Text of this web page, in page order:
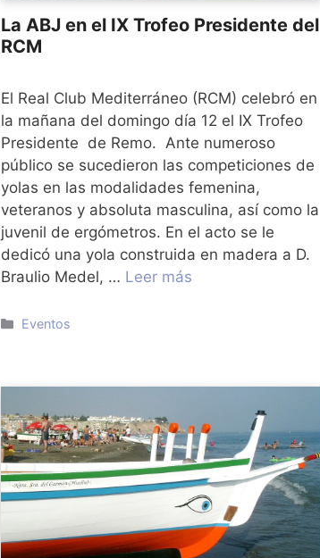
La ABJ en el IX Trofeo Presidente del
RCM
El Real Club Mediterráneo (RCM) celebró en
la mañana del domingo día 12 el IX Trofeo
Presidente de Remo. Ante numeroso
público se sucedieron las competiciones de
yolas en las modalidades femenina,
veteranos y absoluta masculina, así como la
juvenil de ergómetros. En el acto se le
dedicó una yola construida en madera a D.
Braulio Medel, … Leer más
Categorías
Eventos